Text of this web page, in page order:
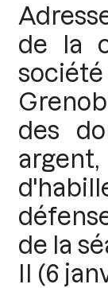
de la
des
de la
II (6